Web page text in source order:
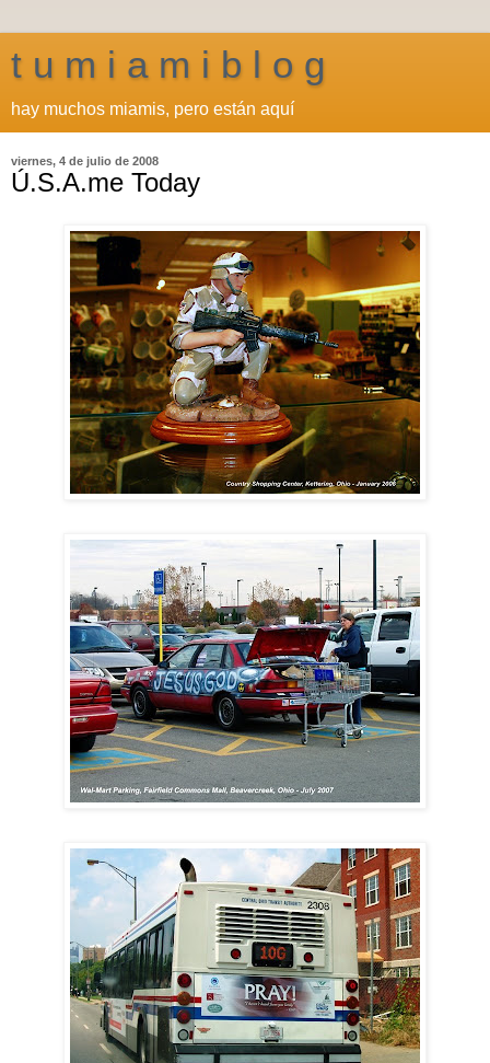
t u m i a m i b l o g
hay muchos miamis, pero están aquí
viernes, 4 de julio de 2008
Ú.S.A.me Today